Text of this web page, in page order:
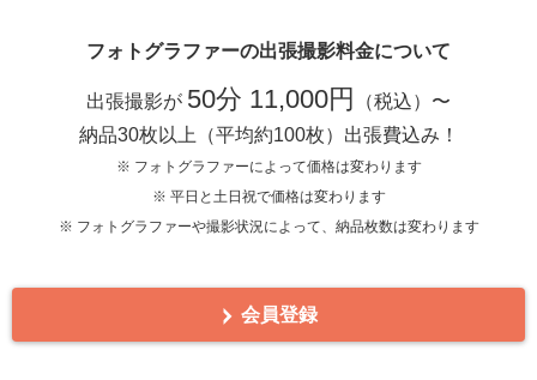
フォトグラファーの出張撮影料金について
出張撮影が 50分 11,000円
（税込）〜
納品30枚以上（平均約100枚）出張費込み！
※ フォトグラファーによって価格は変わります
※ 平日と土日祝で価格は変わります
※ フォトグラファーや撮影状況によって、納品枚数は変わります
会員登録